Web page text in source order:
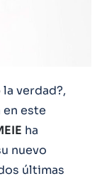
la verdad?,
este
ha
nuevo
últimas